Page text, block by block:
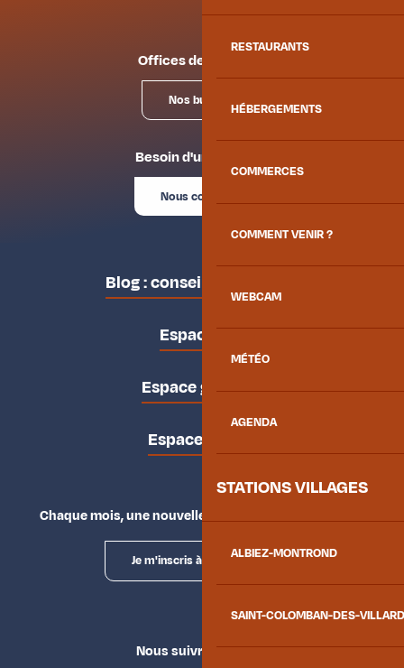
RESTAURANTS
HÉBERGEMENTS
COMMERCES
COMMENT VENIR ?
WEBCAM
MÉTÉO
AGENDA
STATIONS VILLAGES
ALBIEZ-MONTROND
SAINT-COLOMBAN-DES-
Offices de tourisme
Nos bureaux
Besoin d'un conseil ?
Nous contacter
Blog : conseils des locaux
Espace pro
Espace groupes
Espace presse
Chaque mois, une nouvelle façon d'explorer la vallée.
Je m'inscris à la newsletter
Nous suivre